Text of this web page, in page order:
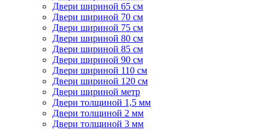
Двери шириной 65 см
Двери шириной 70 см
Двери шириной 75 см
Двери шириной 80 см
Двери шириной 85 см
Двери шириной 90 см
Двери шириной 110 см
Двери шириной 120 см
Двери шириной метр
Двери толщиной 1,5 мм
Двери толщиной 2 мм
Двери толщиной 3 мм